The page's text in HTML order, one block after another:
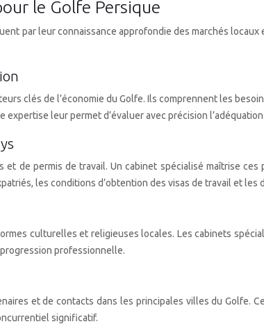
le Golfe Persique
par leur connaissance approfondie des marchés
clés de l’économie du Golfe. Ils comprennent les
leur permet d’évaluer avec précision
de permis de travail. Un cabinet spécialisé maîtrise
les conditions d’obtention des visas de travail et
culturelles et religieuses locales. Les cabinets
professionnelle.
et de contacts dans les principales villes du Golfe.
significatif.